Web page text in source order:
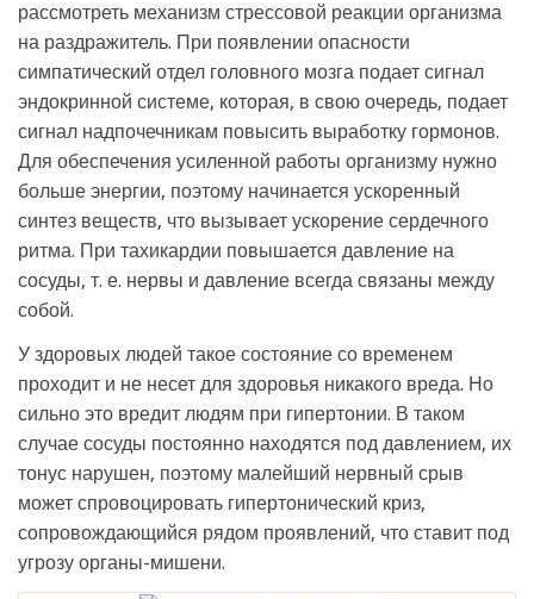
рассмотреть механизм стрессовой реакции организма
на раздражитель. При появлении опасности
симпатический отдел головного мозга подает сигнал
эндокринной системе, которая, в свою очередь, подает
сигнал надпочечникам повысить выработку гормонов.
Для обеспечения усиленной работы организму нужно
больше энергии, поэтому начинается ускоренный
синтез веществ, что вызывает ускорение сердечного
ритма. При тахикардии повышается давление на
сосуды, т. е. нервы и давление всегда связаны между
собой.
У здоровых людей такое состояние со временем
проходит и не несет для здоровья никакого вреда. Но
сильно это вредит людям при гипертонии. В таком
случае сосуды постоянно находятся под давлением, их
тонус нарушен, поэтому малейший нервный срыв
может спровоцировать гипертонический криз,
сопровождающийся рядом проявлений, что ставит под
угрозу органы-мишени.